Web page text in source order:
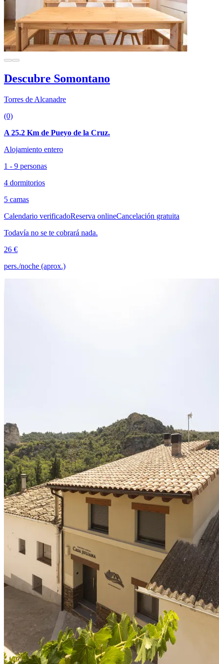
Descubre Somontano
Torres de Alcanadre
(0)
A 25.2 Km de Pueyo de la Cruz.
Alojamiento entero
1 - 9 personas
4 dormitorios
5 camas
Calendario verificadoReserva onlineCancelación gratuita
Todavía no se te cobrará nada.
26 €
pers./noche (aprox.)